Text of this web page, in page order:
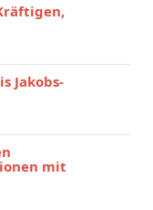
Jakobs-
mit